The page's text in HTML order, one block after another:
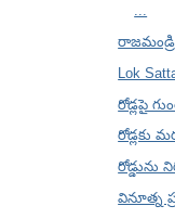
...
Lok
రోడ్లపై
రోడ్లకు
రోడ్డును
వినూత్న